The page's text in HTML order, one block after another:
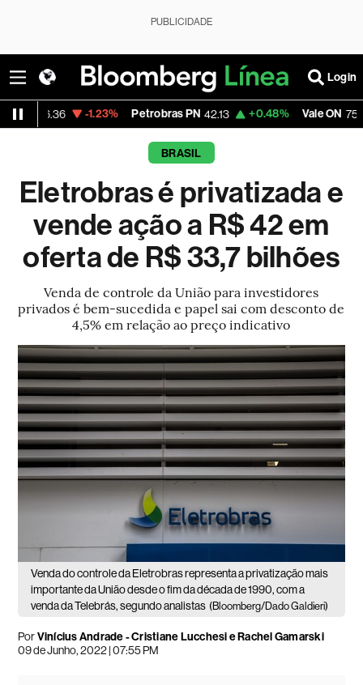
PUBLICIDADE
Login
-1.23% Petrobras PN 42.13 +0.48% Vale ON 75.39 -
BRASIL
Eletrobras é privatizada e
vende ação a R$ 42 em
oferta de R$ 33,7 bilhões
Venda de controle da União para investidores
privados é bem-sucedida e papel sai com desconto de
4,5% em relação ao preço indicativo
Venda do controle da Eletrobras representa a privatização mais
importante da União desde o fim da década de 1990, com a
venda da Telebrás, segundo analistas (Bloomberg/Dado Galdieri)
PorVinícius Andrade - Cristiane Lucchesi e Rachel Gamarski
09 de Junho, 2022 | 07:55 PM